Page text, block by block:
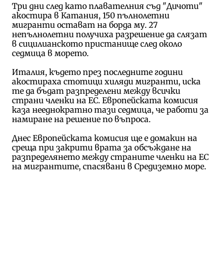
Три дни след като плавателния съд "Дичоти"
акостира в Катания, 150 пълнолетни
мигранти остават на борда му. 27
непълнолетни получиха разрешение да слязат
в сицилианското пристанище след около
седмица в морето.
Италия, където през последните години
акостираха стотици хиляди мигранти, иска
те да бъдат разпределени между всички
страни членки на ЕС. Европейската комисия
каза нееднократно тази седмица, че работи за
намиране на решение по въпроса.
Днес Европейската комисия ще е домакин на
среща при закрити врата за обсъждане на
разпределянето между страните членки на ЕС
на мигрантите, спасявани в Средиземно море.